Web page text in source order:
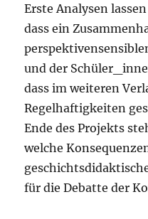
Erste Analysen
dass ein
und der
dass im weiteren
Regelhaftigkeiten
Ende des Projekts
welche
für die Debatte der